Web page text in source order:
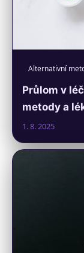
Alternativní
Průlom v
metody a
1. 8. 2025